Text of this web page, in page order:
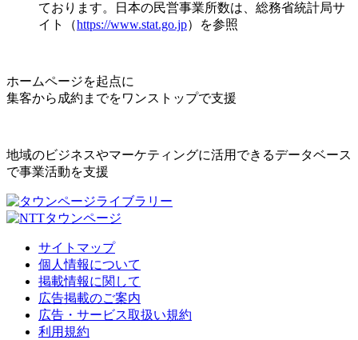
ております。日本の民営事業所数は、総務省統計局サ
イト（https://www.stat.go.jp）を参照
ホームページを起点に
集客から成約までをワンストップで支援
地域のビジネスやマーケティングに活用できるデータベース
で事業活動を支援
サイトマップ
個人情報について
掲載情報に関して
広告掲載のご案内
広告・サービス取扱い規約
利用規約